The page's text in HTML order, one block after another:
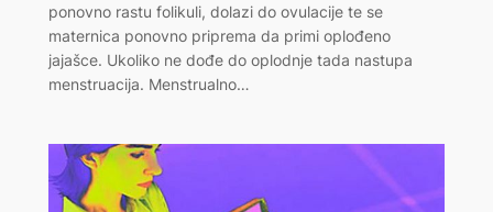
ponovno rastu folikuli, dolazi do ovulacije te se
maternica ponovno priprema da primi oplođeno
jajašce. Ukoliko ne dođe do oplodnje tada nastupa
menstruacija. Menstrualno…